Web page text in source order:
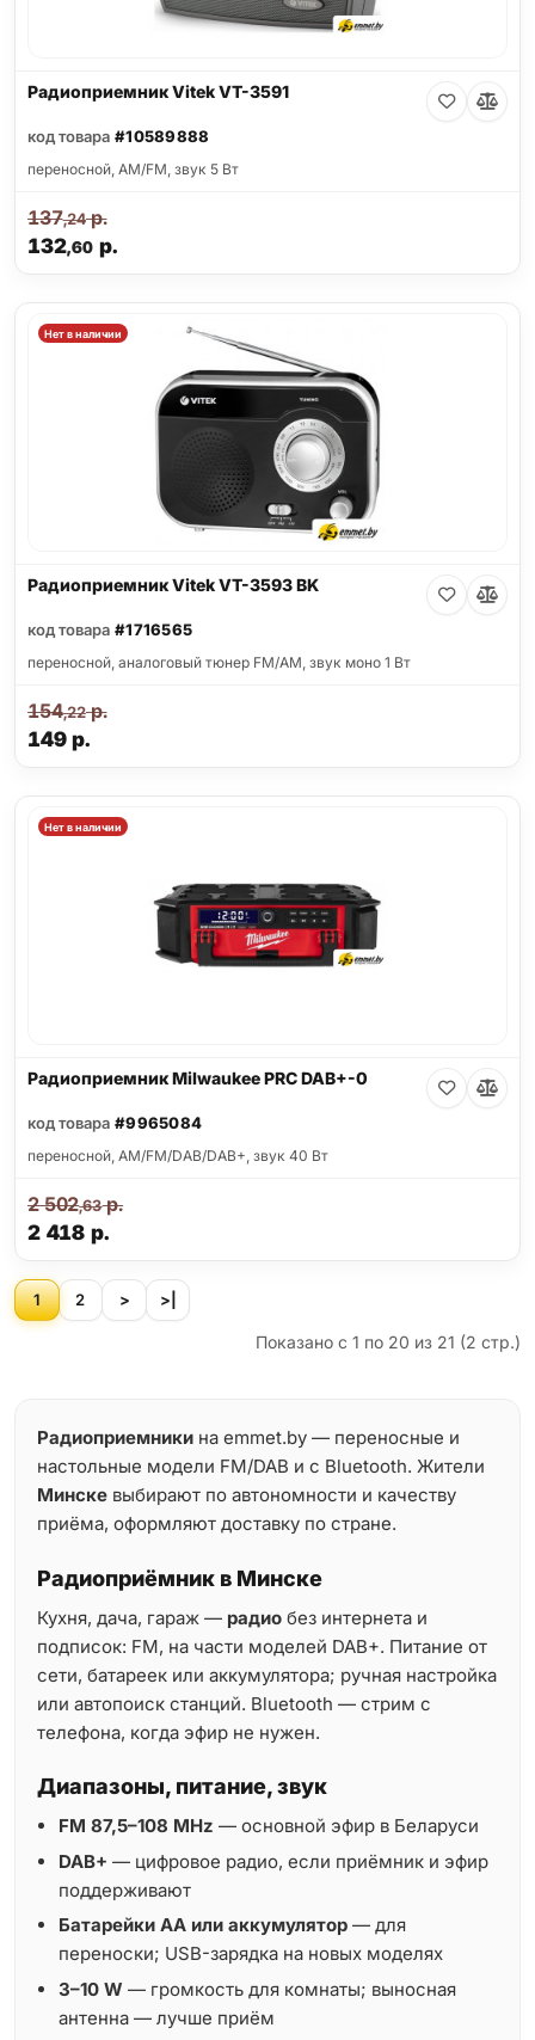
Радиоприемник Vitek VT-3591
код товара #10589888
переносной, AM/FM, звук 5 Вт
132,60р.
137,24р.
Нет в наличии
Радиоприемник Vitek VT-3593 BK
код товара #1716565
переносной, аналоговый тюнер FM/AM, звук моно 1 Вт
149р.
154,22р.
Нет в наличии
Радиоприемник Milwaukee PRC DAB+-0
код товара #9965084
переносной, AM/FM/DAB/DAB+, звук 40 Вт
2 418 р.
2 502,63р.
1 2 > >|
Показано с 1 по 20 из 21 (2 стр.)
Радиоприемники на emmet.by — переносные и
настольные модели FM/DAB и с Bluetooth. Жители
Минске выбирают по автономности и качеству
приёма, оформляют доставку по стране.
Радиоприёмник в Минске
Кухня, дача, гараж — радио без интернета и
подписок: FM, на части моделей DAB+. Питание от
сети, батареек или аккумулятора; ручная настройка
или автопоиск станций. Bluetooth — стрим с
телефона, когда эфир не нужен.
Диапазоны, питание, звук
FM 87,5–108 MHz — основной эфир в Беларуси
DAB+ — цифровое радио, если приёмник и эфир
поддерживают
Батарейки AA или аккумулятор — для
переноски; USB-зарядка на новых моделях
3–10 W — громкость для комнаты; выносная
антенна — лучше приём